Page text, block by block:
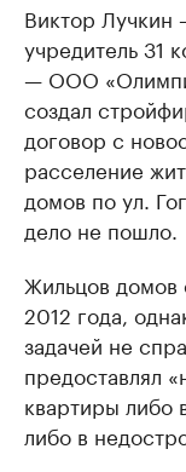
Виктор Лучкин
учредитель 31
— ООО
создал
договор с
расселение
домов по ул.
дело не пошло.
Жильцов домов
2012 года,
задачей не
предоставлял
квартиры либо
либо в